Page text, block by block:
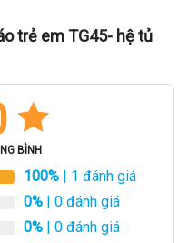
trẻ em TG45- hệ tủ
BÌNH
100% | 1 đánh giá
0% | 0 đánh giá
0% | 0 đánh giá